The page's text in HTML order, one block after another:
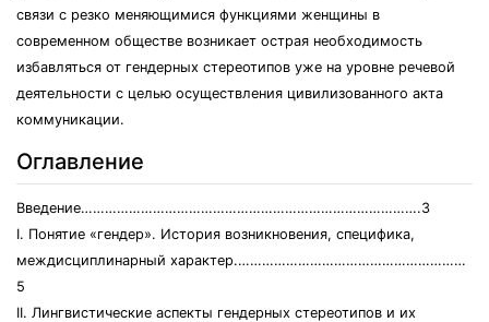
связи с резко меняющимися функциями женщины в
современном обществе возникает острая необходимость
избавляться от гендерных стереотипов уже на уровне речевой
деятельности с целью осуществления цивилизованного акта
коммуникации.
Оглавление
Введение………………………………………………………………………….3
I. Понятие «гендер». История возникновения, специфика,
междисциплинарный характер.…………………………………………………
5
II. Лингвистические аспекты гендерных стереотипов и их